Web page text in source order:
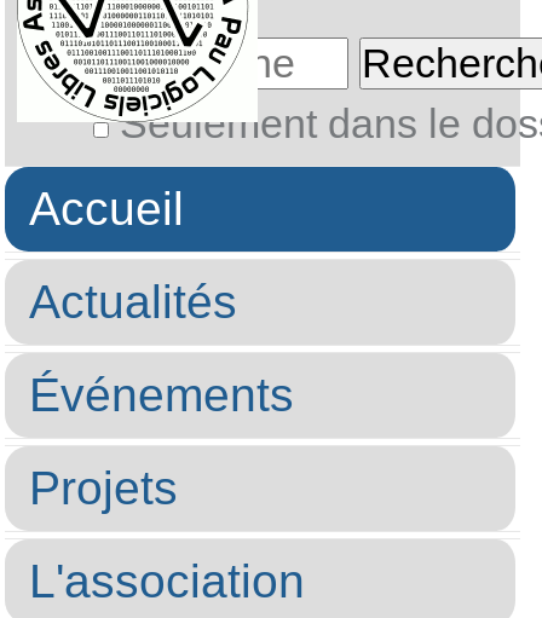
votre clavier.
Touches d'accès
Ce site reprend au plus
recommandations
les touches d'accès.
1— Page d'accueil
2— Passer au
3— Plan du site